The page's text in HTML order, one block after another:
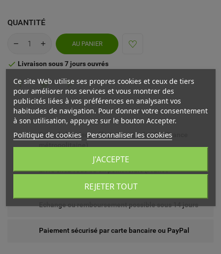
QUANTITÉ
AU PANIER
 Livraison sous 7 jours ouvrés
Frais de livraison offerts à partir de 69€ (France
métropolitaine)
Livré chez vous ou en point relais (France
Echange ou remboursement possible sous 14 jours
Paiement sécurisé par carte bancaire ou PayPal
Ce site Web utilise ses propres cookies et ceux de tiers
pour améliorer nos services et vous montrer des
publicités liées à vos préférences en analysant vos
habitudes de navigation. Pour donner votre consentement
à son utilisation, appuyez sur le bouton Accepter.
Politique de cookies Personnaliser les cookies
REJETER TOUT
J'ACCEPTE